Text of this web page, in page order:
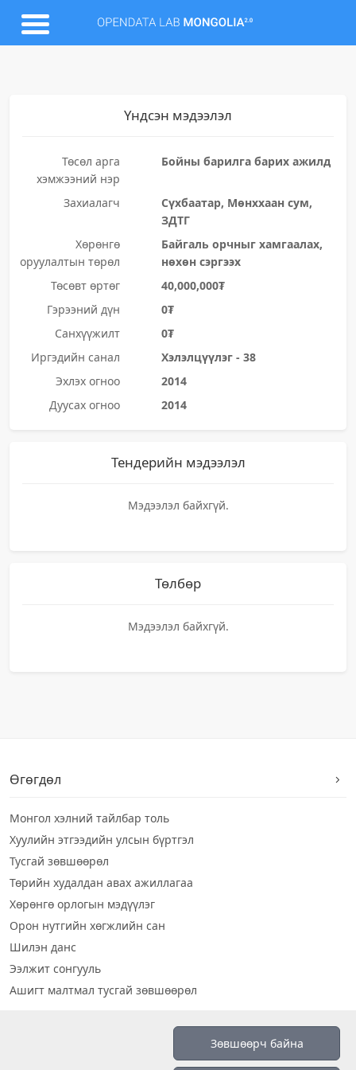
Үндсэн мэдээлэл
Төсөл арга
хэмжээний нэр
Бойны барилга барих ажилд
Захиалагч
Сүхбаатар, Мөнххаан сум,
ЗДТГ
Хөрөнгө
оруулалтын төрөл
Байгаль орчныг хамгаалах,
нөхөн сэргээх
Төсөвт өртөг
40,000,000₮
Гэрээний дүн
0₮
Санхүүжилт
0₮
Иргэдийн санал
Хэлэлцүүлэг - 38
Эхлэх огноо
2014
Дуусах огноо
2014
Тендерийн мэдээлэл
Мэдээлэл байхгүй.
Төлбөр
Мэдээлэл байхгүй.
Өгөгдөл
Монгол хэлний тайлбар толь
Хуулийн этгээдийн улсын бүртгэл
Тусгай зөвшөөрөл
Төрийн худалдан авах ажиллагаа
Хөрөнгө орлогын мэдүүлэг
Орон нутгийн хөгжлийн сан
Шилэн данс
Ээлжит сонгууль
Ашигт малтмал тусгай зөвшөөрөл
Зөвшөөрч байна